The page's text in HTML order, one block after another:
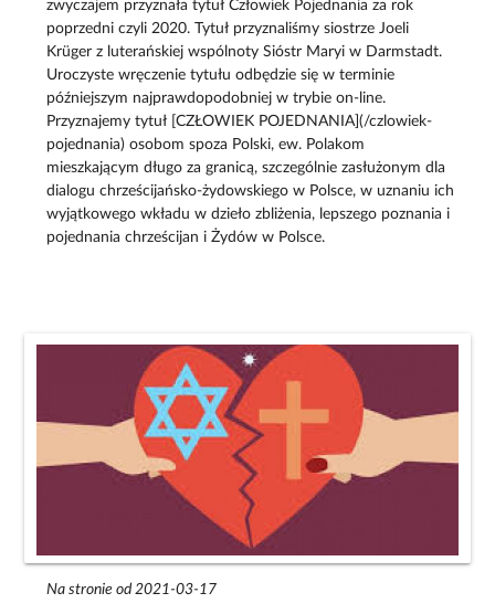
zwyczajem przyznała tytuł Człowiek Pojednania za rok
poprzedni czyli 2020. Tytuł przyznaliśmy siostrze Joeli
Krüger z luterańskiej wspólnoty Sióstr Maryi w Darmstadt.
Uroczyste wręczenie tytułu odbędzie się w terminie
późniejszym najprawdopodobniej w trybie on-line.
Przyznajemy tytuł [CZŁOWIEK POJEDNANIA](/czlowiek-
pojednania) osobom spoza Polski, ew. Polakom
mieszkającym długo za granicą, szczególnie zasłużonym dla
dialogu chrześcijańsko-żydowskiego w Polsce, w uznaniu ich
wyjątkowego wkładu w dzieło zbliżenia, lepszego poznania i
pojednania chrześcijan i Żydów w Polsce.
Na stronie od 2021-03-17